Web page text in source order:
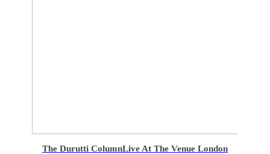
The Durutti ColumnLive At The Venue London